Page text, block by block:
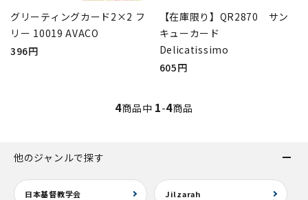
グリーティングカード2×2 フ
リー 10019 AVACO
396円
【在庫限り】QR2870 サン
キューカード
Delicatissimo
605円
4商品中 1-4商品
他のジャンルで探す
日本基督教学会 Jilzarah